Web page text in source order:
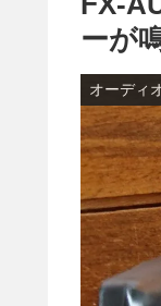
ーが
オーディ